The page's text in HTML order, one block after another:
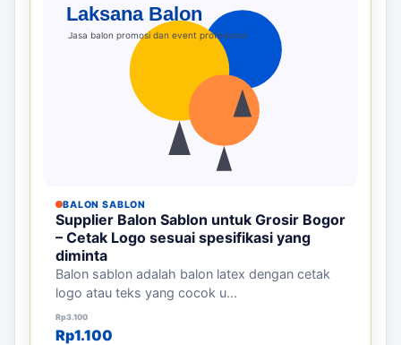
BALON SABLON
Supplier Balon Sablon untuk Grosir Bogor
– Cetak Logo sesuai spesifikasi yang
diminta
Balon sablon adalah balon latex dengan cetak
logo atau teks yang cocok u...
Rp3.100
Harga aslinya adalah: Rp3.100.
Rp1.100
Harga saat ini adalah: Rp1.100.